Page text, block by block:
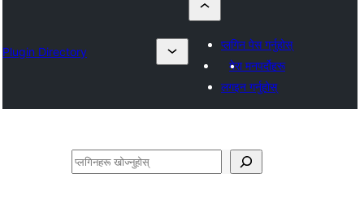
Plugin Directory
प्लगिन पेस गर्नुहोस्
मेरा मनपर्दोहरू
लगइन गर्नुहोस्
खोज्नुहोस्